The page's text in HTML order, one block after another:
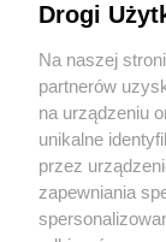
O FIRMIE
Drogi
Na naszej
partnerów
na urządzeniu
unikalne
przez
zapewniania